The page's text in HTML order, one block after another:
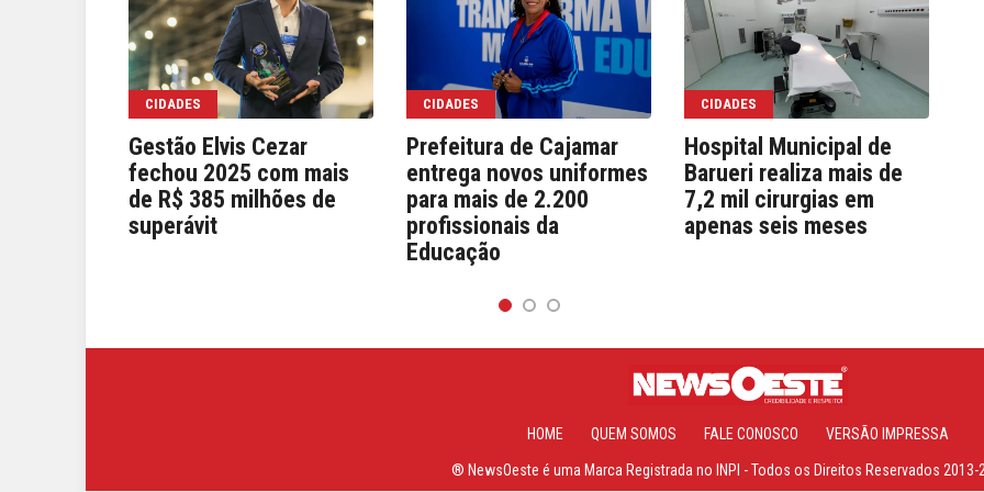
CIDADES
Gestão Elvis Cezar
fechou 2025 com mais
de R$ 385 milhões de
superávit
CIDADES
Prefeitura de Cajamar
entrega novos uniformes
para mais de 2.200
profissionais da
Educação
CIDADES
Hospital Municipal de
Barueri realiza mais de
7,2 mil cirurgias em
apenas seis meses
HOME QUEM SOMOS FALE CONOSCO VERSÃO IMPRESSA
® NewsOeste é uma Marca Registrada no INPI - Todos os Direitos Reservados